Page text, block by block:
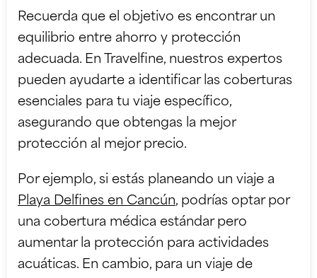
Recuerda que el objetivo es encontrar un
equilibrio entre ahorro y protección
adecuada. En Travelfine, nuestros expertos
pueden ayudarte a identificar las coberturas
esenciales para tu viaje específico,
asegurando que obtengas la mejor
protección al mejor precio.
Por ejemplo, si estás planeando un viaje a
Playa Delfines en Cancún, podrías optar por
una cobertura médica estándar pero
aumentar la protección para actividades
acuáticas. En cambio, para un viaje de